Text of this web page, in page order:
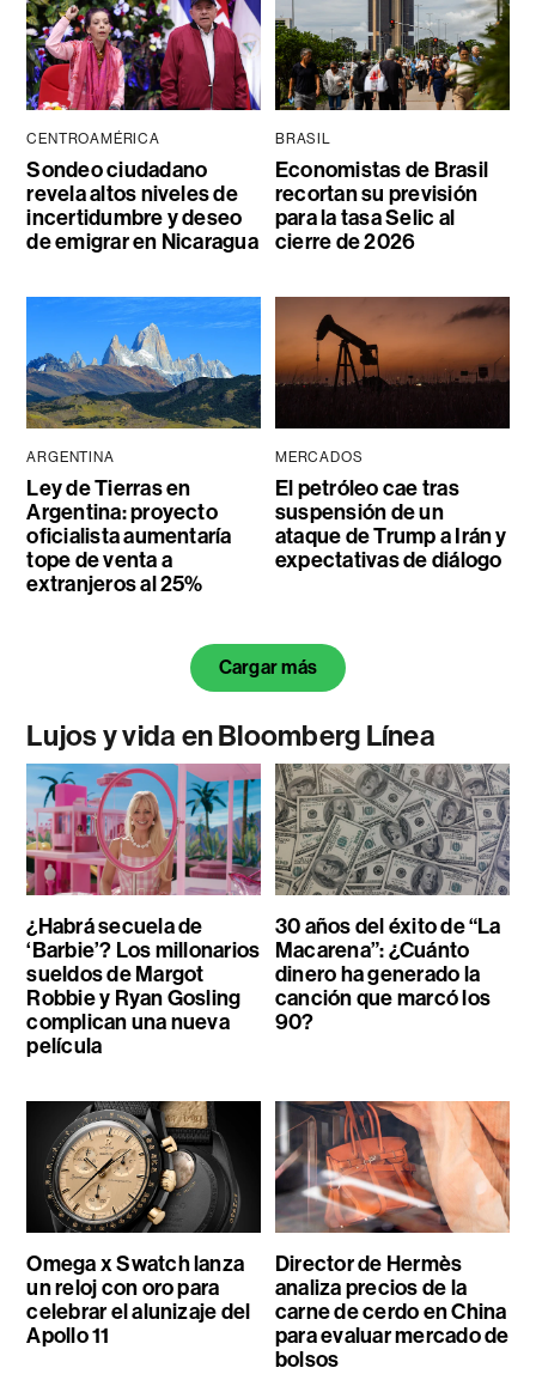
CENTROAMÉRICA
Sondeo ciudadano
revela altos niveles de
incertidumbre y deseo
de emigrar en Nicaragua
BRASIL
Economistas de Brasil
recortan su previsión
para la tasa Selic al
cierre de 2026
ARGENTINA
Ley de Tierras en
Argentina: proyecto
oficialista aumentaría
tope de venta a
extranjeros al 25%
MERCADOS
El petróleo cae tras
suspensión de un
ataque de Trump a Irán y
expectativas de diálogo
Cargar más
Lujos y vida en Bloomberg Línea
¿Habrá secuela de
‘Barbie’? Los millonarios
sueldos de Margot
Robbie y Ryan Gosling
complican una nueva
película
30 años del éxito de “La
Macarena”: ¿Cuánto
dinero ha generado la
canción que marcó los
90?
Omega x Swatch lanza
un reloj con oro para
celebrar el alunizaje del
Apollo 11
Director de Hermès
analiza precios de la
carne de cerdo en China
para evaluar mercado de
bolsos